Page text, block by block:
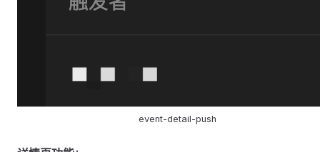
event-detail-push